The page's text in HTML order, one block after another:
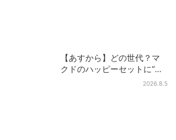
【あすから】どの世代？マ
クドのハッピーセットに“ポ
ケモンおもちゃ”、歴代30匹
2026.8.5